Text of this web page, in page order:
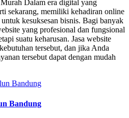
Dalam era digital yang
sekarang, memiliki kehadiran online
kesuksesan bisnis. Bagi banyak
yang profesional dan fungsional
suatu keharusan. Jasa website
tersebut, dan jika Anda
tersebut dapat dengan mudah
Bandung